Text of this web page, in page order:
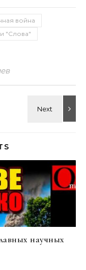
война
"Слова"
научных